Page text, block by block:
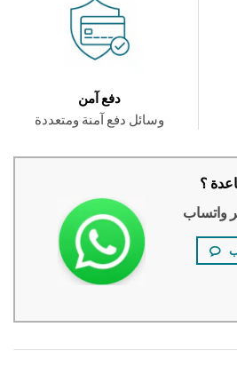
دفع آمن
وسائل دفع آمنة ومتعددة